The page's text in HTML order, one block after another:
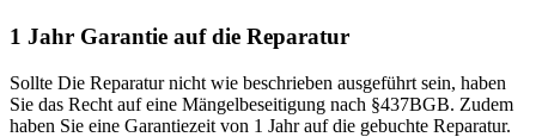
1 Jahr Garantie auf die Reparatur
Sollte Die Reparatur nicht wie beschrieben ausgeführt sein, haben
Sie das Recht auf eine Mängelbeseitigung nach §437BGB. Zudem
haben Sie eine Garantiezeit von 1 Jahr auf die gebuchte Reparatur.